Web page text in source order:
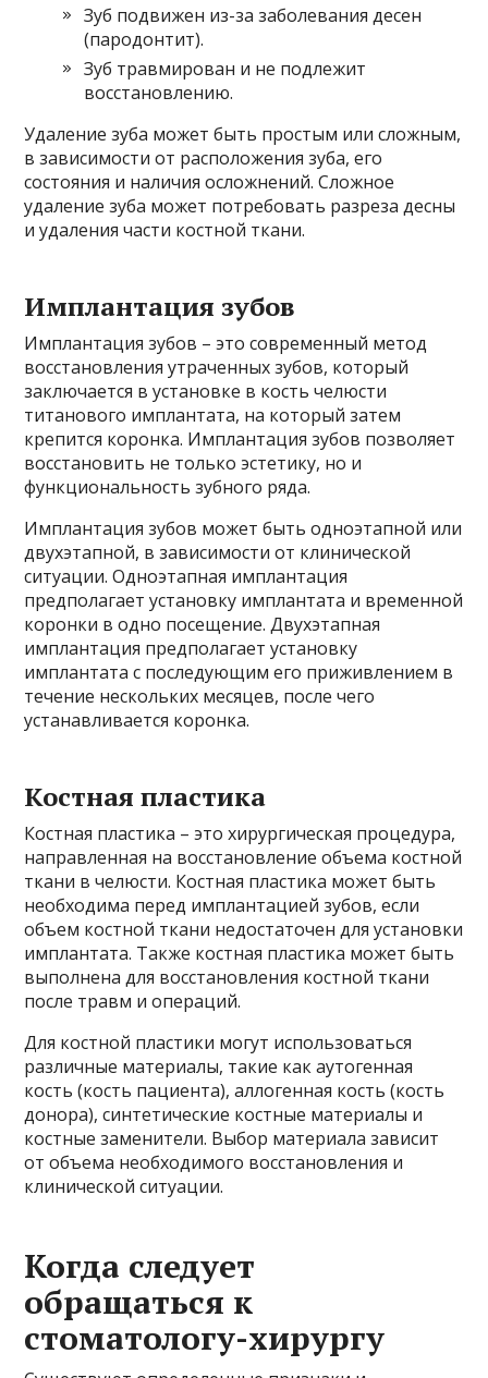
Зуб подвижен из-за заболевания десен
(пародонтит).
Зуб травмирован и не подлежит
восстановлению.
Удаление зуба может быть простым или сложным,
в зависимости от расположения зуба, его
состояния и наличия осложнений. Сложное
удаление зуба может потребовать разреза десны
и удаления части костной ткани.
Имплантация зубов
Имплантация зубов – это современный метод
восстановления утраченных зубов, который
заключается в установке в кость челюсти
титанового имплантата, на который затем
крепится коронка. Имплантация зубов позволяет
восстановить не только эстетику, но и
функциональность зубного ряда.
Имплантация зубов может быть одноэтапной или
двухэтапной, в зависимости от клинической
ситуации. Одноэтапная имплантация
предполагает установку имплантата и временной
коронки в одно посещение. Двухэтапная
имплантация предполагает установку
имплантата с последующим его приживлением в
течение нескольких месяцев, после чего
устанавливается коронка.
Костная пластика
Костная пластика – это хирургическая процедура,
направленная на восстановление объема костной
ткани в челюсти. Костная пластика может быть
необходима перед имплантацией зубов, если
объем костной ткани недостаточен для установки
имплантата. Также костная пластика может быть
выполнена для восстановления костной ткани
после травм и операций.
Для костной пластики могут использоваться
различные материалы, такие как аутогенная
кость (кость пациента), аллогенная кость (кость
донора), синтетические костные материалы и
костные заменители. Выбор материала зависит
от объема необходимого восстановления и
клинической ситуации.
Когда следует
обращаться к
стоматологу-хирургу